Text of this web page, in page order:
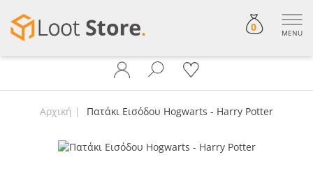
0 MENU
Αρχική Πατάκι Εισόδου Hogwarts - Harry Potter